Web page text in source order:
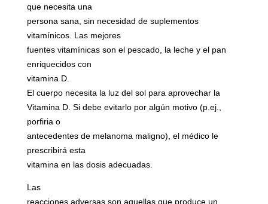
que necesita una
persona sana, sin necesidad de suplementos
vitamínicos. Las mejores
fuentes vitamínicas son el pescado, la leche y el pan
enriquecidos con
vitamina D.
El cuerpo necesita la luz del sol para aprovechar la
Vitamina D. Si debe evitarlo por algún motivo (p.ej.,
porfiria o
antecedentes de melanoma maligno), el médico le
prescribirá esta
vitamina en las dosis adecuadas.
Las
reacciones adversas son aquellas que produce un